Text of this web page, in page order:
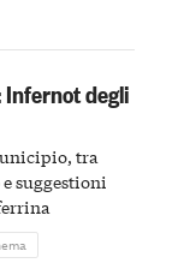
degli
tra
suggestioni